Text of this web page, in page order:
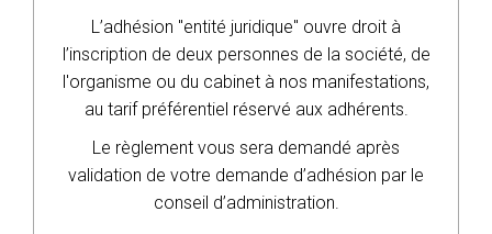
L’adhésion "entité juridique" ouvre droit à
l’inscription de deux personnes de la société, de
l'organisme ou du cabinet à nos manifestations,
au tarif préférentiel réservé aux adhérents.
Le règlement vous sera demandé après
validation de votre demande d’adhésion par le
conseil d’administration.